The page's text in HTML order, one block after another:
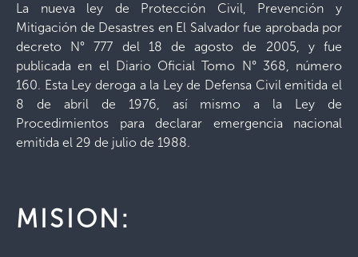
La nueva ley de Protección Civil, Prevención y
Mitigación de Desastres en El Salvador fue aprobada por
decreto N° 777 del 18 de agosto de 2005, y fue
publicada en el Diario Oficial Tomo N° 368, número
160. Esta Ley deroga a la Ley de Defensa Civil emitida el
8 de abril de 1976, así mismo a la Ley de
Procedimientos para declarar emergencia nacional
emitida el 29 de julio de 1988.
MISION: